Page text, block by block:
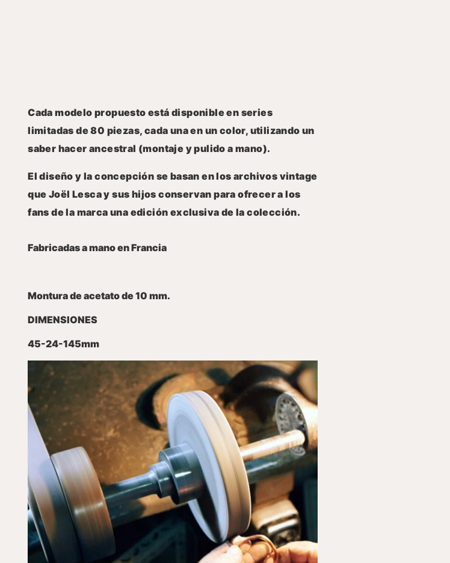
Cada modelo propuesto está disponible en series
limitadas de 80 piezas, cada una en un color, utilizando un
saber hacer ancestral (montaje y pulido a mano).
El diseño y la concepción se basan en los archivos vintage
que Joël Lescay sus hijos conservan para ofrecer a los
fans de la marca una edición exclusiva de la colección.
Fabricadas a mano en Francia
Montura de acetato de 10 mm.
DIMENSIONES
45-24-145mm